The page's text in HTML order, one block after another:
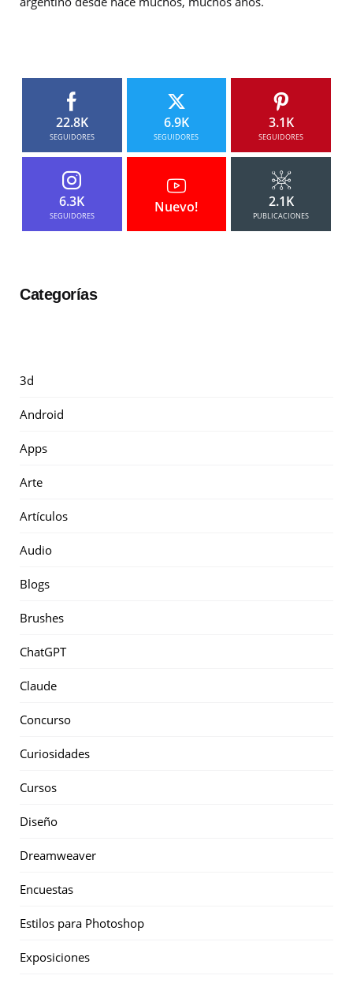
22.8K
SEGUIDORES
6.9K
SEGUIDORES
3.1K
SEGUIDORES
6.3K
SEGUIDORES
Nuevo! 2.1K
PUBLICACIONES
Categorías
3d
Android
Apps
Arte
Artículos
Audio
Blogs
Brushes
ChatGPT
Claude
Concurso
Curiosidades
Cursos
Diseño
Dreamweaver
Encuestas
Estilos para Photoshop
Exposiciones